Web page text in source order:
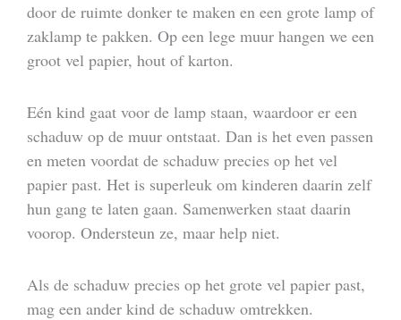
door de ruimte donker te maken en een grote lamp of
zaklamp te pakken. Op een lege muur hangen we een
groot vel papier, hout of karton.
Eén kind gaat voor de lamp staan, waardoor er een
schaduw op de muur ontstaat. Dan is het even passen
en meten voordat de schaduw precies op het vel
papier past. Het is superleuk om kinderen daarin zelf
hun gang te laten gaan. Samenwerken staat daarin
voorop. Ondersteun ze, maar help niet.
Als de schaduw precies op het grote vel papier past,
mag een ander kind de schaduw omtrekken.